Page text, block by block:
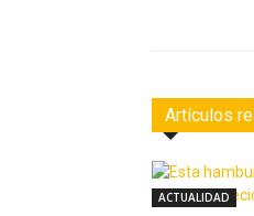
Artículos
ACTUALIDAD